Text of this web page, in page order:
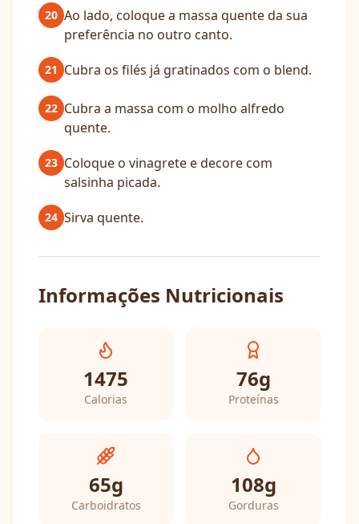
20 Ao lado, coloque a massa quente da sua
preferência no outro canto.
21 Cubra os filés já gratinados com o blend.
22 Cubra a massa com o molho alfredo
quente.
23 Coloque o vinagrete e decore com
salsinha picada.
24 Sirva quente.
Informações Nutricionais
1475
Calorias
76g
Proteínas
65g
Carboidratos
108g
Gorduras